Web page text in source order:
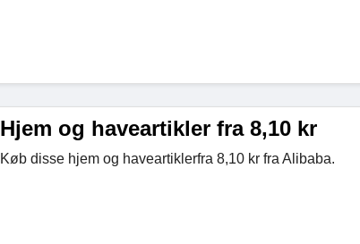
Hjem og haveartikler fra 8,10 kr
Køb disse hjem og haveartiklerfra 8,10 kr fra Alibaba.